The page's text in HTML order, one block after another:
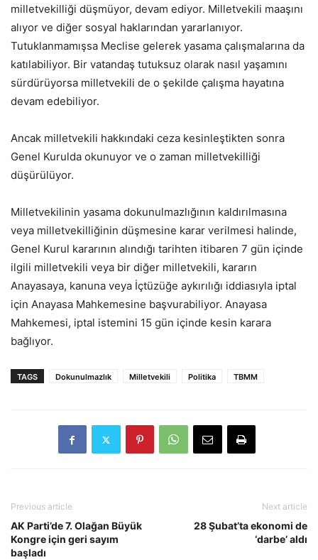
milletvekilliği düşmüyor, devam ediyor. Milletvekili maaşını
alıyor ve diğer sosyal haklarından yararlanıyor.
Tutuklanmamışsa Meclise gelerek yasama çalışmalarına da
katılabiliyor. Bir vatandaş tutuksuz olarak nasıl yaşamını
sürdürüyorsa milletvekili de o şekilde çalışma hayatına
devam edebiliyor.
Ancak milletvekili hakkındaki ceza kesinleştikten sonra
Genel Kurulda okunuyor ve o zaman milletvekilliği
düşürülüyor.
Milletvekilinin yasama dokunulmazlığının kaldırılmasına
veya milletvekilliğinin düşmesine karar verilmesi halinde,
Genel Kurul kararının alındığı tarihten itibaren 7 gün içinde
ilgili milletvekili veya bir diğer milletvekili, kararın
Anayasaya, kanuna veya İçtüzüğe aykırılığı iddiasıyla iptal
için Anayasa Mahkemesine başvurabiliyor. Anayasa
Mahkemesi, iptal istemini 15 gün içinde kesin karara
bağlıyor.
TAGS Dokunulmazlık Milletvekili Politika TBMM
Previous article
AK Parti’de 7. Olağan Büyük
Kongre için geri sayım
başladı
Next article
28 Şubat’ta ekonomi de
‘darbe’ aldı